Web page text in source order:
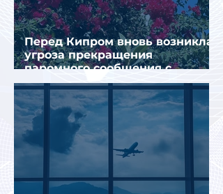
Перед Кипром вновь возникла
угроза прекращения
паромного сообщения с
Грецией